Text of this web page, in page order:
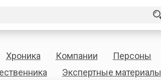
Хроника Компании Персоны
Экспертные материалы